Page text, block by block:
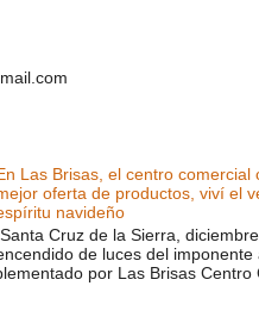
Las Brisas, el centro comercial
oferta de productos, viví el
navideño
Santa Cruz de la Sierra,
de luces del imponente
por Las Brisas Centro